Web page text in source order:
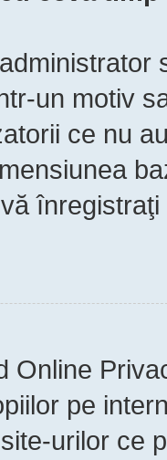
un motiv
ce nu
Online
pe
urilor ce